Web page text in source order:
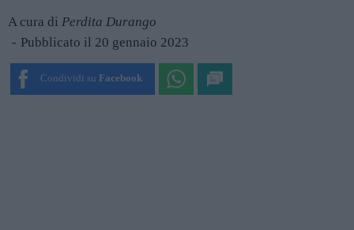
A cura di Perdita Durango
Pubblicato il 20 gennaio 2023
Condividi su Facebook